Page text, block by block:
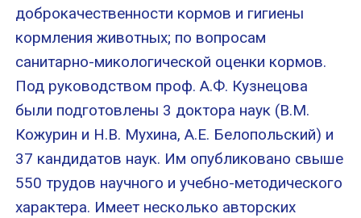
доброкачественности кормов и гигиены
кормления животных; по вопросам
санитарно-микологической оценки кормов.
Под руководством проф. А.Ф. Кузнецова
были подготовлены 3 доктора наук (В.М.
Кожурин и Н.В. Мухина, А.Е. Белопольский) и
37 кандидатов наук. Им опубликовано свыше
550 трудов научного и учебно-методического
характера. Имеет несколько авторских